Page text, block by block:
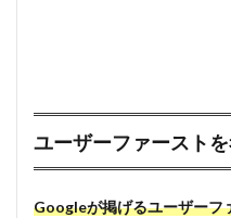
ユーザーファースト
Googleが掲げるユーザーフ